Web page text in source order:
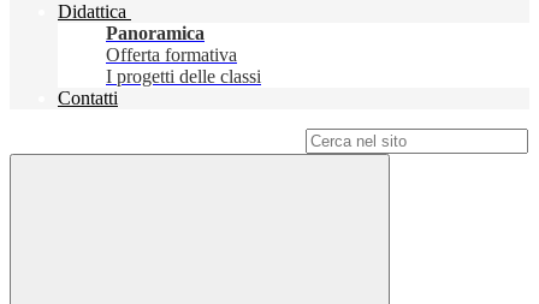
Didattica
Panoramica
Offerta formativa
I progetti delle classi
Contatti